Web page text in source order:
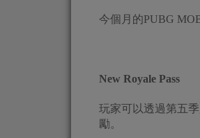
今個月的PUBG
New Royale Pass
玩家可以透過第五
勵。